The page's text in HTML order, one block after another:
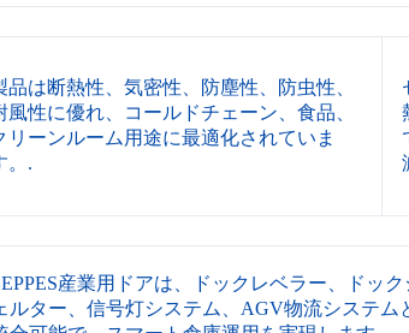
品は断熱性、気密性、防塵性、防虫性、
風性に優れ、コールドチェーン、食品、
リーンルーム用途に最適化されていま
。.
産業用ドアは、ドックレベラー、ドック
ルター、信号灯システム、AGV物流システム